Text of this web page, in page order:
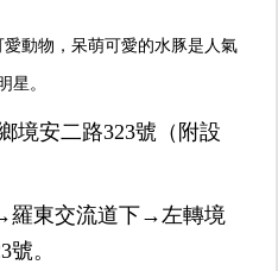
動物，呆萌可愛的水豚是人氣
星。
境安二路323號（附設
羅東交流道下→左轉境
。